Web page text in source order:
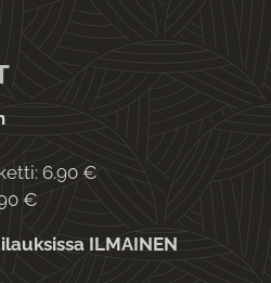
6.90 €
€
ILMAINEN